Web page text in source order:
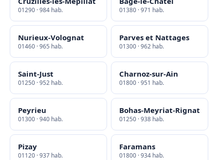
01290 · 984 hab. 01380 · 971 hab.
Nurieux-Volognat
01460 · 965 hab.
Parves et Nattages
01300 · 962 hab.
Saint-Just
01250 · 952 hab.
Charnoz-sur-Ain
01800 · 951 hab.
Peyrieu
01300 · 940 hab.
Bohas-Meyriat-Rignat
01250 · 938 hab.
Pizay
01120 · 937 hab.
Faramans
01800 · 934 hab.